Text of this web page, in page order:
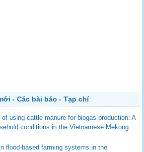
- Các bài báo - Tạp chí
using cattle manure for biogas production: A
conditions in the Vietnamese Mekong
flood-based farming systems in the